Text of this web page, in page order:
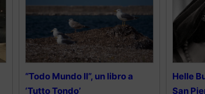
“Todo Mundo II”, un libro a
‘Tutto Tondo’
Helle
San